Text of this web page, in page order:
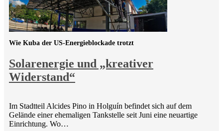
Solarenergie und „kreativer
Widerstand“
Wie Kuba der US-Energieblockade trotzt
Im Stadtteil Alcides Pino in Holguín befindet sich auf dem
Gelände einer ehemaligen Tankstelle seit Juni eine neuartige
Einrichtung. Wo…